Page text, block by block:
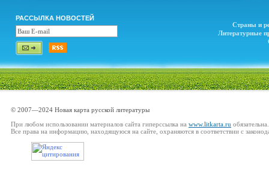
РАССЫЛКА НОВОСТЕЙ
Страны и
Литературные
© 2007—2024 Новая карта русской литературы
При любом использовании материалов сайта гиперссылка на www.litkarta.ru обязательна.
Все права на информацию, находящуюся на сайте, охраняются в соответствии с